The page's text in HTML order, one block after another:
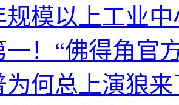
规模以上工业
一！“佛得角官
为何总上演狼